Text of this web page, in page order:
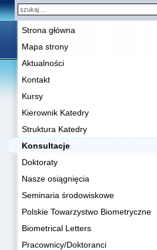
Strona główna
Mapa strony
Aktualności
Kontakt
Kursy
Kierownik Katedry
Struktura Katedry
Konsultacje
Doktoraty
Nasze osiągnięcia
Seminaria środowiskowe
Polskie Towarzystwo Biometryczne
Biometrical Letters
Pracownicy/Doktoranci